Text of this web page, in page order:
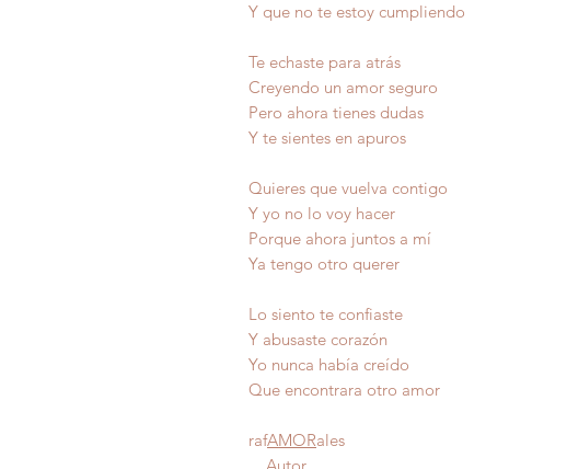
Y que no te estoy cumpliendo
Te echaste para atrás
Creyendo un amor seguro
Pero ahora tienes dudas
Y te sientes en apuros
Quieres que vuelva contigo
Y yo no lo voy hacer
Porque ahora juntos a mí
Ya tengo otro querer
Lo siento te confiaste
Y abusaste corazón
Yo nunca había creído
Que encontrara otro amor
rafAMORales